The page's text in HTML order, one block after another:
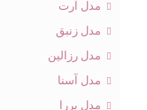
مدل آرت
مدل زنبق
مدل رزالین
مدل آسنا
مدل بررا